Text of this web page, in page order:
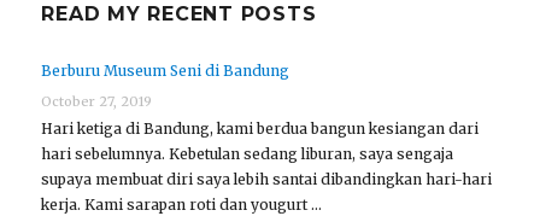
READ MY RECENT POSTS
Berburu Museum Seni di Bandung
October 27, 2019
Hari ketiga di Bandung, kami berdua bangun kesiangan dari
hari sebelumnya. Kebetulan sedang liburan, saya sengaja
supaya membuat diri saya lebih santai dibandingkan hari-hari
kerja. Kami sarapan roti dan yougurt …